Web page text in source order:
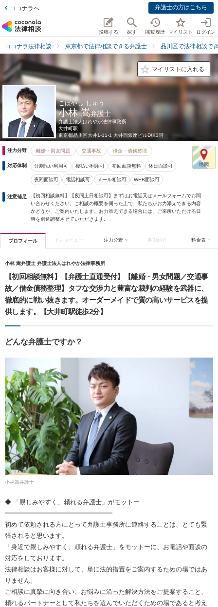
ココナラへ 弁護士の方はこちら
投稿する 探す 閲覧履歴 マイリスト ログイン
ココナラ法律相談 東京都で法律相談できる弁護士 品川区で法律相談で
マイリストに入れる
こばやし しゅう
小林 嵩弁護士
弁護士法人はれやか法律事務所
大井町駅
東京都品川区大井1-11-1 大井西銀座ビルD棟3階
注力分野 離婚・男女問題 交通事故 借金・債務整理
対応体制 分割払い利用可 後払い利用可 初回面談無料 休日面談可
夜間面談可 電話相談可 メール相談可 WEB面談可
注意補足
【初回相談無料】【夜間土日相談可】まずはお電話又はメールフォームでお問
い合わせください。ご相談の概要を伺った上で、私たちがお力添えできる内容
かどうか、ご案内いたします。お力添えできる場合には、ご来所いただける日
時を別途調整させていただきます。
プロフィール インタビュー 注力分野 事例紹介 料金表
小林 嵩弁護士 弁護士法人はれやか法律事務所
【初回相談無料】【弁護士直通受付】【離婚・男女問題／交通事
故／借金債務整理】タフな交渉力と豊富な裁判の経験を武器に、
徹底的に戦い抜きます。オーダーメイドで質の高いサービスを提
供します。【大井町駅徒歩2分】
どんな弁護士ですか？
小林嵩弁護士
◆ 「親しみやすく、頼れる弁護士」がモットー
━━━━━━━━━━━━━━━━━
初めて依頼される方にとって弁護士事務所に連絡することは、とても緊
張されると思います。
「身近で親しみやすく、頼れる弁護士」をモットーに、お電話や面談の
対応をしております。
法律相談はお客様に対して、単に法的措置をご案内するための場ではあ
りません。
ご相談に真摯に向き合い、お悩みに沿った解決方法をご提案すること、
頼れるパートナーとして私たちを選んでいただくための場であると考え